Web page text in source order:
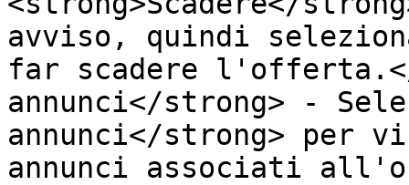
avviso, quindi
far scadere l'offerta.</
annunci</strong> -
annunci</strong> per
annunci associati